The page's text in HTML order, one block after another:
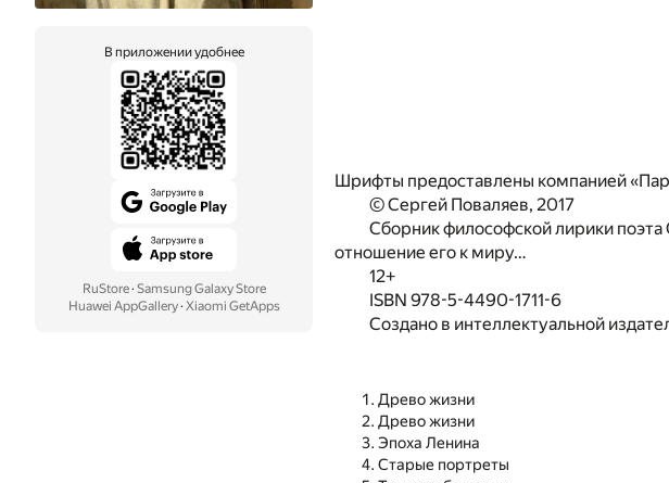
В приложении удобнее
RuStore· Samsung Galaxy Store
Huawei AppGallery· Xiaomi GetApps
Шрифты предоставлены компанией
© Сергей Поваляев, 2017
Сборник философской лирики
отношение его к миру…
12+
ISBN 978-5-4490-1711-6
Создано в интеллектуальной
Древо жизни
Древо жизни
Эпоха Ленина
Старые портреты